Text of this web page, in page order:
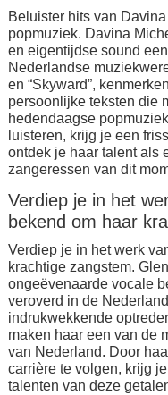
Beluister hits van
popmuziek. Davina
en eigentijdse sound
Nederlandse
en “Skyward”,
persoonlijke teksten die
hedendaagse
luisteren, krijg je een
ontdek je haar talent als
zangeressen van dit
Verdiep je in het
bekend om haar
Verdiep je in het werk
krachtige zangstem.
ongeëvenaarde vocale
veroverd in de
indrukwekkende
maken haar een van de
van Nederland. Door
carrière te volgen, krijg
talenten van deze